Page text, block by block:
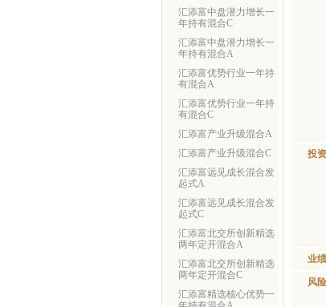
汇添富中盘潜力增长一
年持有混合C
汇添富中盘潜力增长一
年持有混合A
汇添富优势行业一年持
有混合A
汇添富优势行业一年持
有混合C
汇添富产业升级混合A
汇添富产业升级混合C
汇添富远见成长混合发
起式A
汇添富远见成长混合发
起式C
汇添富北交所创新精选
两年定开混合A
汇添富北交所创新精选
两年定开混合C
汇添富精选核心优势一
投
业
风